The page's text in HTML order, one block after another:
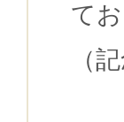
てお
（